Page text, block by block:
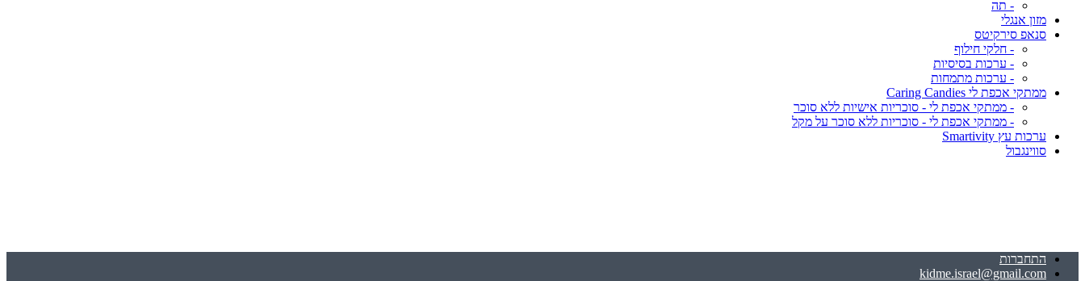
- תה
מזון אנגלי
סנאפ סירקיטס
- חלקי חילוף
- ערכות בסיסיות
- ערכות מתמחות
ממתקי אכפת לי Caring Candies
- ממתקי אכפת לי - סוכריות אישיות ללא סוכר
- ממתקי אכפת לי - סוכריות ללא סוכר על מקל
ערכות עץ Smartivity
סווינגבול
התחברות
kidme.israel@gmail.com